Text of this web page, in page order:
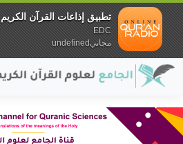
تطبيق إذاعات القرآن الكريم
EDC
مجانيundefined